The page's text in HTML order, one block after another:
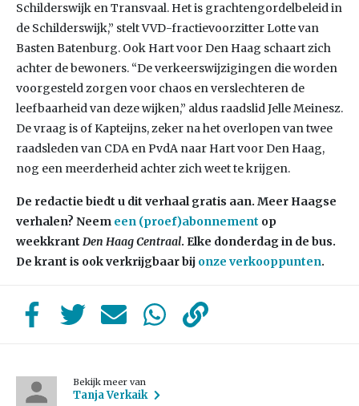
Schilderswijk en Transvaal. Het is grachtengordelbeleid in
de Schilderswijk,” stelt VVD-fractievoorzitter Lotte van
Basten Batenburg. Ook Hart voor Den Haag schaart zich
achter de bewoners. “De verkeerswijzigingen die worden
voorgesteld zorgen voor chaos en verslechteren de
leefbaarheid van deze wijken,” aldus raadslid Jelle Meinesz.
De vraag is of Kapteijns, zeker na het overlopen van twee
raadsleden van CDA en PvdA naar Hart voor Den Haag,
nog een meerderheid achter zich weet te krijgen.
De redactie biedt u dit verhaal gratis aan. Meer Haagse
verhalen? Neem een (proef)abonnement op
weekkrant Den Haag Centraal. Elke donderdag in de bus.
De krant is ook verkrijgbaar bij onze verkooppunten.
Bekijk meer van
Tanja Verkaik